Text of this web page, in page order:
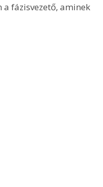
fázisvezető, aminek